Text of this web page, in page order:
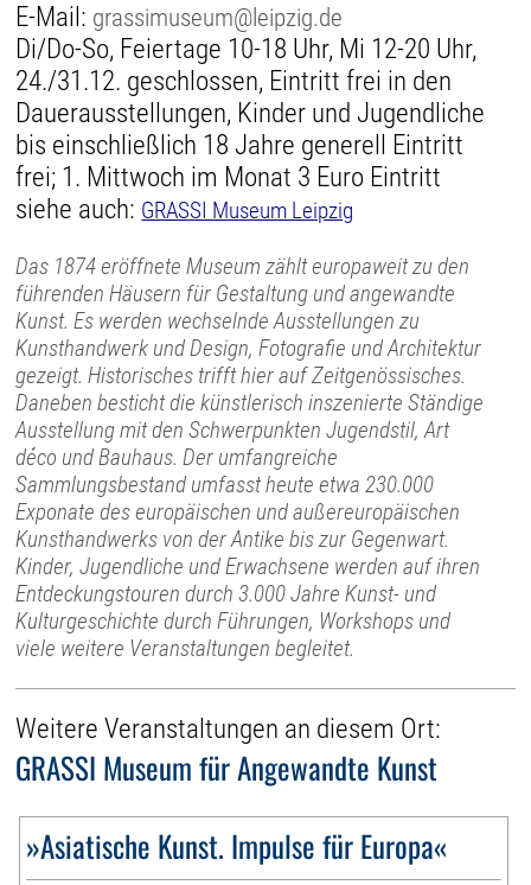
E-Mail: grassimuseum@leipzig.de
Di/Do-So, Feiertage 10-18 Uhr, Mi 12-20 Uhr,
24./31.12. geschlossen, Eintritt frei in den
Dauerausstellungen, Kinder und Jugendliche
bis einschließlich 18 Jahre generell Eintritt
frei; 1. Mittwoch im Monat 3 Euro Eintritt
siehe auch: GRASSI Museum Leipzig
Das 1874 eröffnete Museum zählt europaweit zu den
führenden Häusern für Gestaltung und angewandte
Kunst. Es werden wechselnde Ausstellungen zu
Kunsthandwerk und Design, Fotografie und Architektur
gezeigt. Historisches trifft hier auf Zeitgenössisches.
Daneben besticht die künstlerisch inszenierte Ständige
Ausstellung mit den Schwerpunkten Jugendstil, Art
déco und Bauhaus. Der umfangreiche
Sammlungsbestand umfasst heute etwa 230.000
Exponate des europäischen und außereuropäischen
Kunsthandwerks von der Antike bis zur Gegenwart.
Kinder, Jugendliche und Erwachsene werden auf ihren
Entdeckungstouren durch 3.000 Jahre Kunst- und
Kulturgeschichte durch Führungen, Workshops und
viele weitere Veranstaltungen begleitet.
Weitere Veranstaltungen an diesem Ort:
GRASSI Museum für Angewandte Kunst
»Asiatische Kunst. Impulse für Europa«